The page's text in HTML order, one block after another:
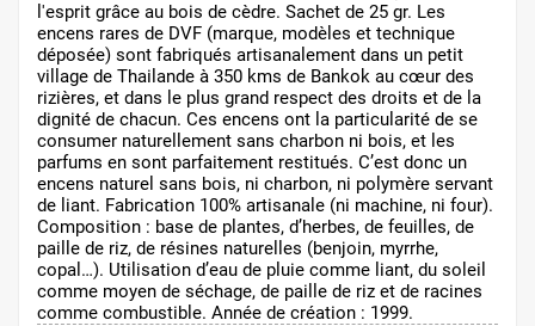
l'esprit grâce au bois de cèdre. Sachet de 25 gr. Les
encens rares de DVF (marque, modèles et technique
déposée) sont fabriqués artisanalement dans un petit
village de Thailande à 350 kms de Bankok au cœur des
rizières, et dans le plus grand respect des droits et de la
dignité de chacun. Ces encens ont la particularité de se
consumer naturellement sans charbon ni bois, et les
parfums en sont parfaitement restitués. C’est donc un
encens naturel sans bois, ni charbon, ni polymère servant
de liant. Fabrication 100% artisanale (ni machine, ni four).
Composition : base de plantes, d’herbes, de feuilles, de
paille de riz, de résines naturelles (benjoin, myrrhe,
copal…). Utilisation d’eau de pluie comme liant, du soleil
comme moyen de séchage, de paille de riz et de racines
comme combustible. Année de création : 1999.